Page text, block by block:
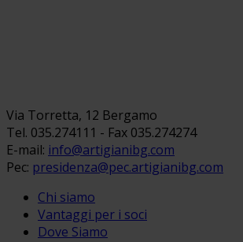
Via Torretta, 12 Bergamo
Tel. 035.274111 - Fax 035.274274
E-mail: info@artigianibg.com
Pec: presidenza@pec.artigianibg.com
Chi siamo
Vantaggi per i soci
Dove Siamo